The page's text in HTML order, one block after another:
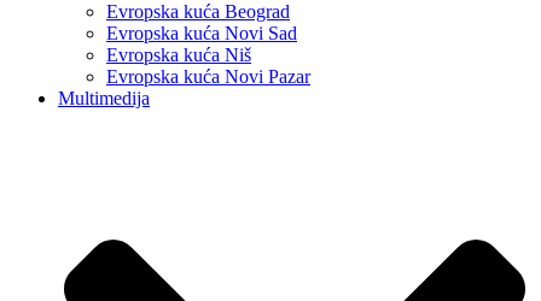
Evropska kuća Beograd
Evropska kuća Novi Sad
Evropska kuća Niš
Evropska kuća Novi Pazar
Multimedija